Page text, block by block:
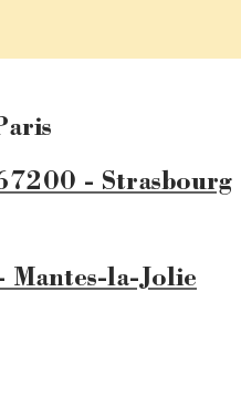
- Strasbourg
Mantes-la-Jolie